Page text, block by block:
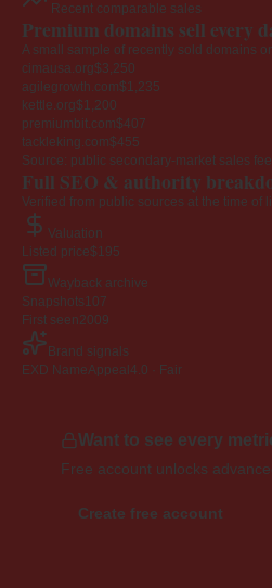
Recent comparable sales
Premium domains sell every
A small sample of recently sold domains
cimausa.org$3,250
agilegrowth.com$1,235
kettle.org$1,200
premiumbit.com$407
tackleking.com$455
Source: public secondary-market sales
Full SEO & authority
Verified from public sources at the time
Valuation
Listed price$195
Wayback archive
Snapshots 107
First seen2009
Brand signals
EXD NameAppeal 4.0 · Fair
Want to see every
Free account unlocks
Create free account